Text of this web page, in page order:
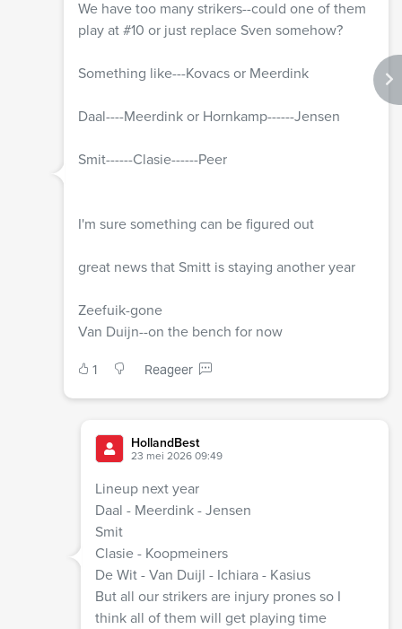
We have too many strikers--could one of them
play at #10 or just replace Sven somehow?
Something like---Kovacs or Meerdink
Daal----Meerdink or Hornkamp------Jensen
Smit------Clasie------Peer
I'm sure something can be figured out
great news that Smitt is staying another year
Zeefuik-gone
Van Duijn--on the bench for now
1 Reageer
HollandBest
23 mei 2026 09:49
Lineup next year
Daal - Meerdink - Jensen
Smit
Clasie - Koopmeiners
De Wit - Van Duijl - Ichiara - Kasius
But all our strikers are injury prones so I
think all of them will get playing time